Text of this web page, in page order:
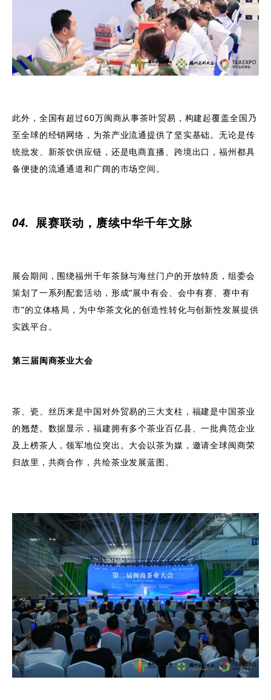
此外，全国有超过60万闽商从事茶叶贸易，构建起覆盖全国乃
至全球的经销网络，为茶产业流通提供了坚实基础。无论是传
统批发、新茶饮供应链，还是电商直播、跨境出口，福州都具
备便捷的流通通道和广阔的市场空间。
04. 展赛联动，赓续中华千年文脉
展会期间，围绕福州千年茶脉与海丝门户的开放特质，组委会
策划了一系列配套活动，形成“展中有会、会中有赛、赛中有
市”的立体格局，为中华茶文化的创造性转化与创新性发展提供
实践平台。
第三届闽商茶业大会
茶、瓷、丝历来是中国对外贸易的三大支柱，福建是中国茶业
的翘楚。数据显示，福建拥有多个茶业百亿县、一批典范企业
及上榜茶人，领军地位突出。大会以茶为媒，邀请全球闽商荣
归故里，共商合作，共绘茶业发展蓝图。